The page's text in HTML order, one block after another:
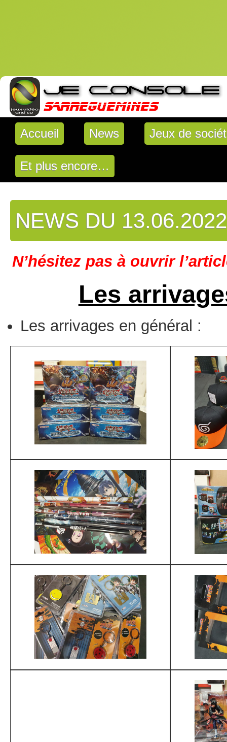
Accueil News Jeux de
Et plus encore…
NEWS DU
N’hésitez pas à ouvrir
Les
Les arrivages en général :